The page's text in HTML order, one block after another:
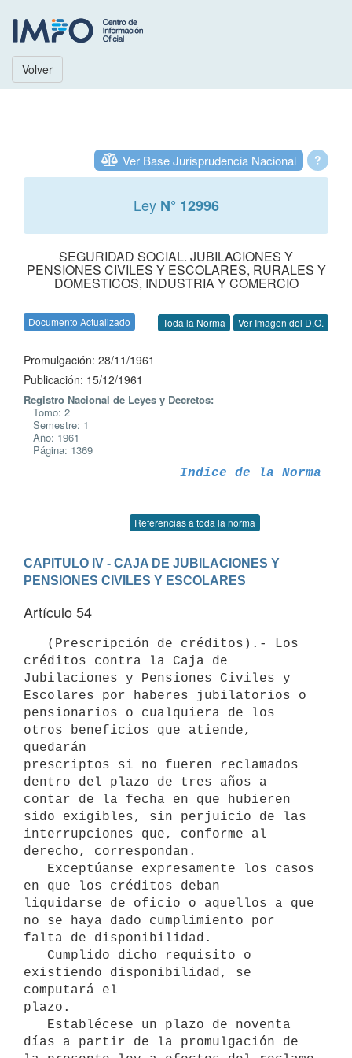
Volver
?
Ver Base Jurisprudencia Nacional
Ley N° 12996
SEGURIDAD SOCIAL. JUBILACIONES Y
PENSIONES CIVILES Y ESCOLARES, RURALES Y
DOMESTICOS, INDUSTRIA Y COMERCIO
Documento Actualizado Toda la Norma Ver Imagen del D.O.
Promulgación: 28/11/1961
Publicación: 15/12/1961
Registro Nacional de Leyes y Decretos:
Tomo: 2
Semestre: 1
Año: 1961
Página: 1369
Indice de la Norma
Referencias a toda la norma
CAPITULO IV - CAJA DE JUBILACIONES Y
PENSIONES CIVILES Y ESCOLARES
Artículo 54
créditos contra la Caja de
Jubilaciones y Pensiones Civiles y
Escolares por haberes jubilatorios o
pensionarios o cualquiera de los
otros beneficios que atiende,
quedarán
prescriptos si no fueren reclamados
dentro del plazo de tres años a
contar de la fecha en que hubieren
sido exigibles, sin perjuicio de las
interrupciones que, conforme al
derecho, correspondan.
en que los créditos deban
liquidarse de oficio o aquellos a que
no se haya dado cumplimiento por
falta de disponibilidad.
existiendo disponibilidad, se
computará el
plazo.
días a partir de la promulgación de